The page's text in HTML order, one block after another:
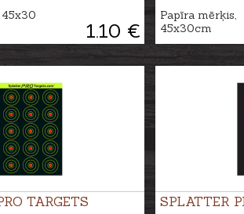
1.10 €
Papīra mērķis,
45x30cm
TARGETS SPLATTER